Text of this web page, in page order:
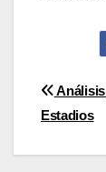
Post
Estadios